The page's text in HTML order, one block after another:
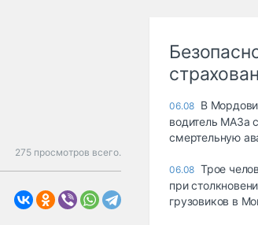
275 просмотров всего.
06.08 В
водитель МАЗа
смертельную
06.08 Трое
при
грузовиков в